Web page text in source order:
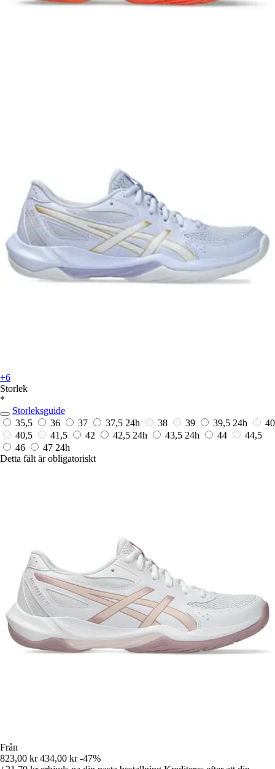
+6
Storlek
*
Storleksguide
35,5
36 37 37,5 24h 38 39 39,5 24h
40
40,5
41,5 42 42,5 24h 43,5 24h 44
44,5
46
47 24h
Detta fält är obligatoriskt
Från
823,00 kr 434,00 kr -47%